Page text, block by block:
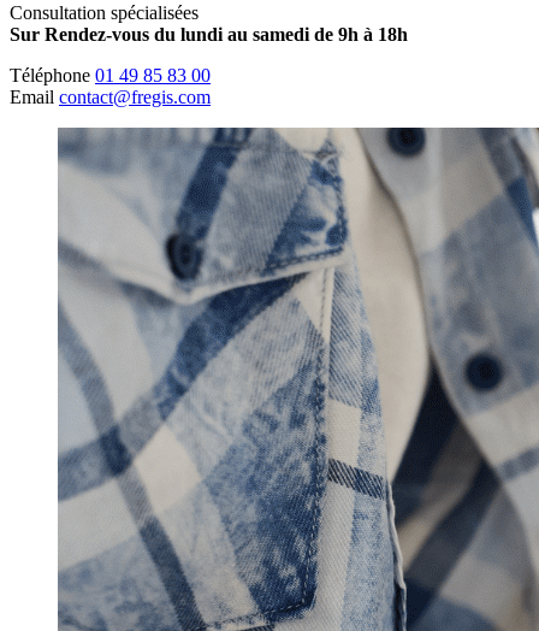
Consultation spécialisées
Sur Rendez-vous du lundi au samedi de 9h à 18h
Téléphone 01 49 85 83 00
Email contact@fregis.com